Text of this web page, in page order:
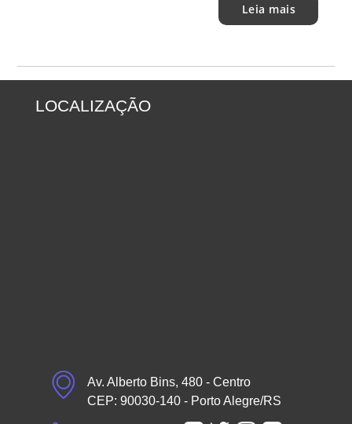
Leia mais
LOCALIZAÇÃO
Av. Alberto Bins, 480 - Centro
CEP: 90030-140 - Porto Alegre/RS